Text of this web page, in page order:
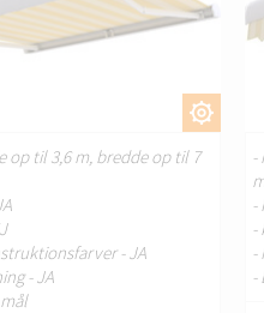
op til 3,6 m, bredde op til 7
- JA
- JA
-
-
-
-
-